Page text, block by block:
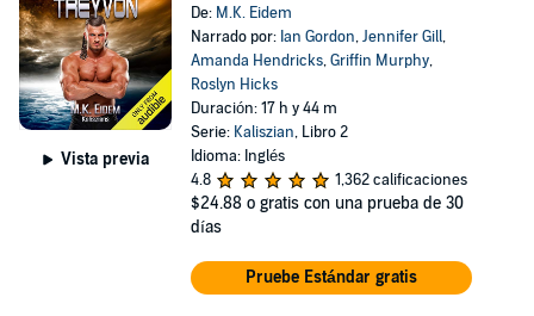
Vista previa
De: M.K. Eidem
Narrado por: Ian Gordon,Jennifer Gill,
Amanda Hendricks,Griffin Murphy,
Roslyn Hicks
Duración: 17 h y 44 m
Serie: Kaliszian, Libro 2
Idioma: Inglés
4.8
1,362 calificaciones
$24.88 o gratis con una prueba de 30
días
Pruebe Estándar gratis